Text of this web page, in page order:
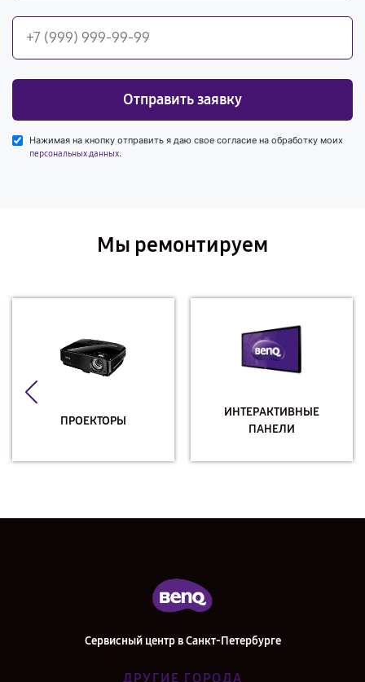
Отправить заявку
Нажимая на кнопку отправить я даю свое согласие на обработку моих
персональных данных.
Мы ремонтируем
ПРОЕКТОРЫ
ИНТЕРАКТИВНЫЕ
ПАНЕЛИ
Сервисный центр в Санкт-Петербурге
ДРУГИЕ ГОРОДА